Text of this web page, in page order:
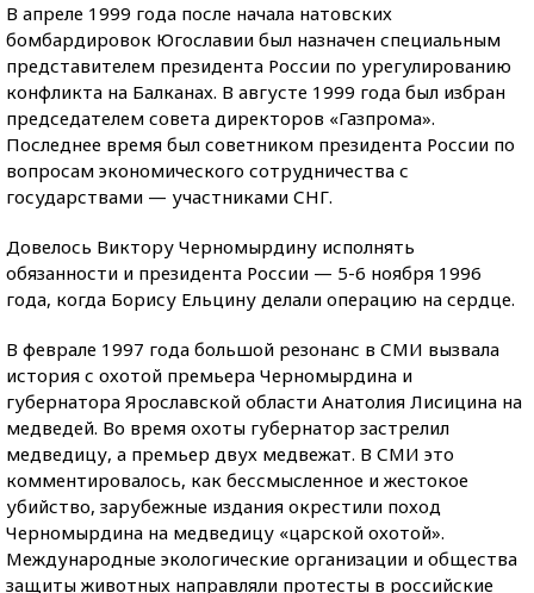
В апреле 1999 года после начала натовских
бомбардировок Югославии был назначен специальным
представителем президента России по урегулированию
конфликта на Балканах. В августе 1999 года был избран
председателем совета директоров «Газпрома».
Последнее время был советником президента России по
вопросам экономического сотрудничества с
государствами — участниками СНГ.
Довелось Виктору Черномырдину исполнять
обязанности и президента России — 5-6 ноября 1996
года, когда Борису Ельцину делали операцию на сердце.
В феврале 1997 года большой резонанс в СМИ вызвала
история с охотой премьера Черномырдина и
губернатора Ярославской области Анатолия Лисицина на
медведей. Во время охоты губернатор застрелил
медведицу, а премьер двух медвежат. В СМИ это
комментировалось, как бессмысленное и жестокое
убийство, зарубежные издания окрестили поход
Черномырдина на медведицу «царской охотой».
Международные экологические организации и общества
защиты животных направляли протесты в российские